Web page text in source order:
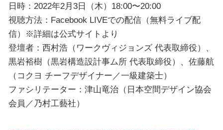
日時：2022年2⽉3⽇（木）18:00〜20:00
視聴方法：Facebook LIVEでの配信（無料ライブ配
信）※詳細は公式サイトより
登壇者：西村浩（ワークヴィジョンズ 代表取締役）、
黒岩裕樹（黒岩構造設計事ム所 代表取締役）、佐藤航
（コクヨ チーフデザイナー／一級建築士）
ファシリテーター：津山竜治（日本空間デザイン協会
会員／乃村工藝社）